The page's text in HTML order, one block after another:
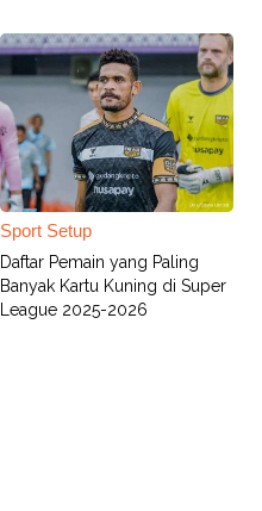
Sport Setup
Daftar Pemain yang Paling
Banyak Kartu Kuning di Super
League 2025-2026